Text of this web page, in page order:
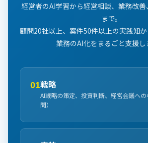
経営者のAI学習から経営相談、業務改
まで。
顧問20社以上、案件50件以上の実践知
業務のAI化をまるごと支援し
01戦略
AI戦略の策定、投資判断、経営会議へ
問）